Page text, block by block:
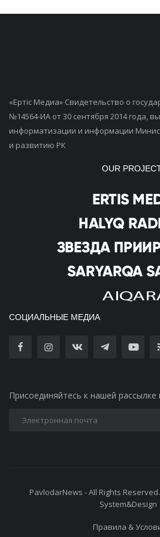
«Ертiс Медиа» Свидетельство о
№14564-ИА от 30 сентября 2014 года,
информатизации и информации
и развитию РК
OUR
СОЦИАЛЬНЫЕ МЕДИА
Присоединяйтесь к нашей рассылке
PavlodarNews - All Rights
System&Design
Правила &